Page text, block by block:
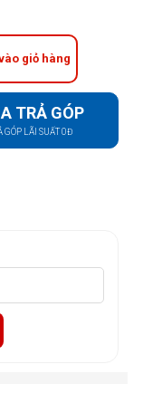
giỏ hàng
TRẢ GÓP
GÓP LÃI SUẤT 0Đ